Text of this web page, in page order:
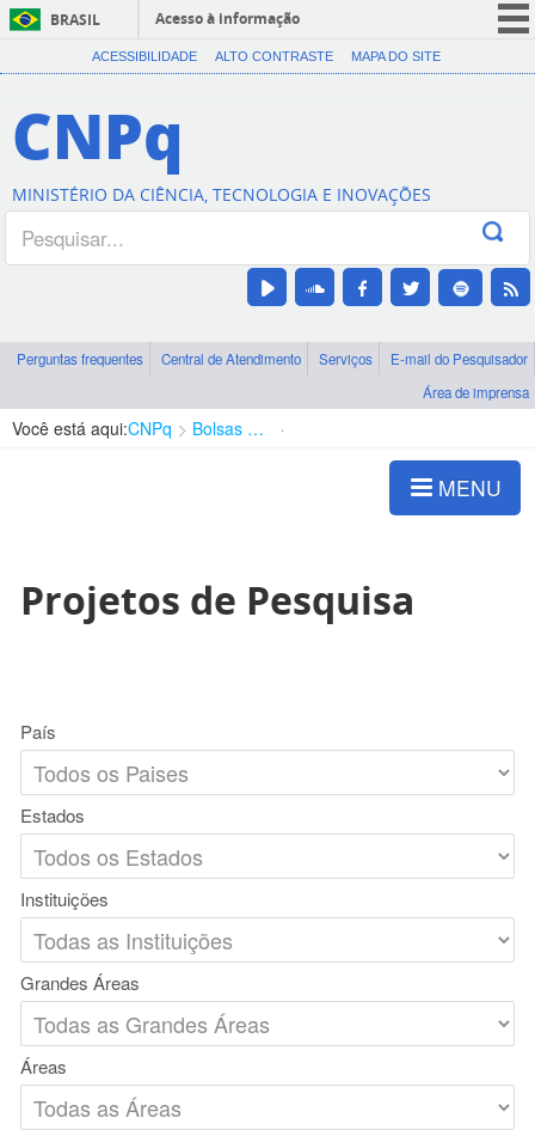
BRASIL
Acesso à informação
CORONAVÍRUS (COVID-19)
Canais
ACESSIBILIDADE ALTO CONTRASTE MAPA DO SITE
CNPq
MINISTÉRIO DA CIÊNCIA, TECNOLOGIA E INOVAÇÕES
Perguntas frequentes Central de Atendimento Serviços
E-mail do Pesquisador
Área de imprensa
Você está aqui:CNPq Bolsas e Auxílios Vigentes
MENU
Projetos de Pesquisa
País
Estados
Instituições
Grandes Áreas
Áreas